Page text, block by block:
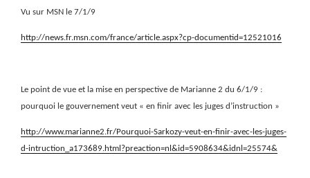
Vu sur MSN le 7/1/9
http://news.fr.msn.com/france/article.aspx?cp-documentid=12521016
Le point de vue et la mise en perspective de Marianne 2 du 6/1/9 :
pourquoi le gouvernement veut « en finir avec les juges d’instruction »
http://www.marianne2.fr/Pourquoi-Sarkozy-veut-en-finir-avec-les-juges-
d-intruction_a173689.html?preaction=nl&id=5908634&idnl=25574&